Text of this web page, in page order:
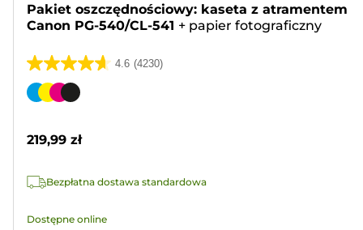
Pakiet oszczędnościowy: kaseta z atramentem
Canon PG-540/CL-541 + papier fotograficzny
4.6 (4230)
4.6
na
4230
Wkład
219,99 zł
Bezpłatna dostawa standardowa
Dostępne online